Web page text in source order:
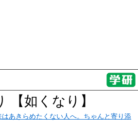
【如くなり】
あきらめたくない人へ。ちゃんと寄り添